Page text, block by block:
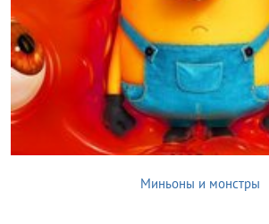
Миньоны и монстры